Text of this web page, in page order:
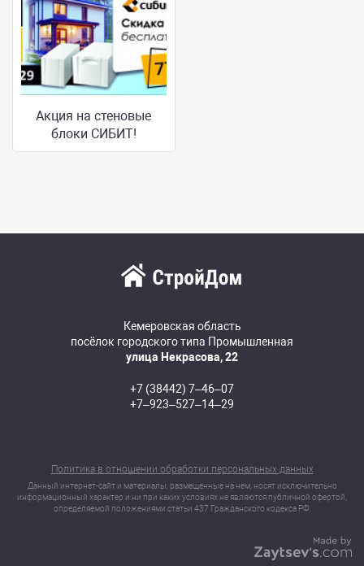
Акция на стеновые
блоки СИБИТ!
Кемеровская область
посёлок городского типа Промышленная
улица Некрасова, 22
+7 (38442) 7‒46‒07
+7‒923‒527‒14‒29
Политика в отношении обработки персональных данных
Данный интернет-сайт и материалы, размещенные на нем, носят исключительно
информационный характер и ни при каких условиях не являются публичной офертой,
определяемой положениями статьи 437 Гражданского кодекса РФ.